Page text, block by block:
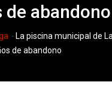
de abandono
- La piscina municipal de
de abandono